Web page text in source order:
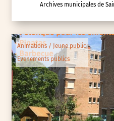
Archives municipales de
Animations / Jeune public
Evenements publics